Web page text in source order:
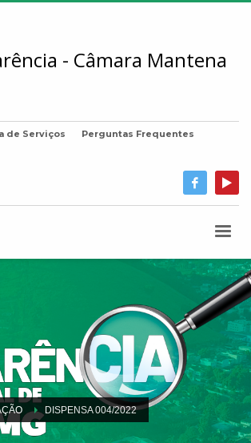
de Serviços
Perguntas Frequentes
DISPENSA 004/2022